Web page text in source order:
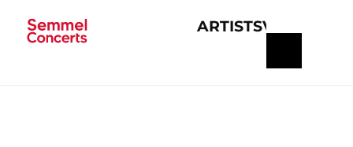
ARTISTS